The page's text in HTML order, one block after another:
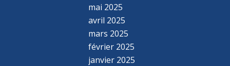
mai 2025
avril 2025
mars 2025
février 2025
janvier 2025